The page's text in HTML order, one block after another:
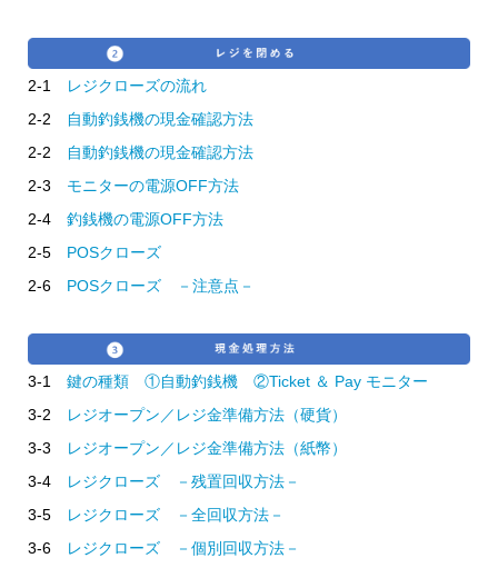
2-1
レジクローズの流れ
2-2
自動釣銭機の現金確認方法
2-2
自動釣銭機の現金確認方法
2-3 モニターの電源OFF方法
2-4 釣銭機の電源OFF方法
2-5 POSクローズ
2-6 POSクローズ －注意点－
3-1 鍵の種類 ①自動釣銭機 ②Ticket ＆ Pay モニター
3-2
レジオープン／レジ金準備方法（硬貨）
3-3
レジオープン／レジ金準備方法（紙幣）
3-4
レジクローズ －残置回収方法－
3-5
レジクローズ －全回収方法－
3-6
レジクローズ －個別回収方法－